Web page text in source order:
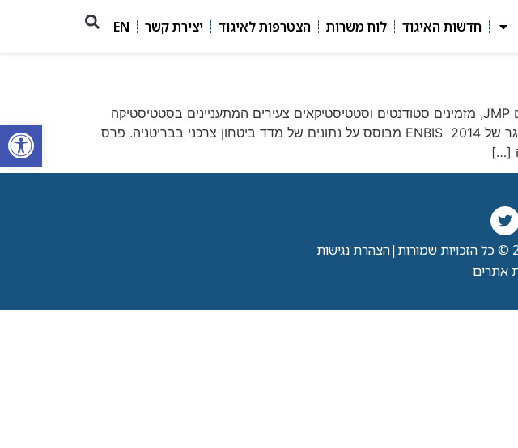
פתח
חדשות האיגוד לוח משרות הצטרפות לאיגוד יצירת קשר EN
חברי האיגוד שלום, האיגוד האירופאי לסטטיסטיקה עסקית ותעשייתית (ENBIS) בשיתוף עם JMP, מזמינים סטודנטים וסטטיסטיקאים צעירים המתעניינים בסטטיסטיקה
עסקית ותעשייתית, וכל מי שמתעניין בהפיכת נתונים לידע, להשתתף באתגר סטטיסטי. האתגר של ENBIS 2014 מבוסס על נתונים של מדד ביטחון צרכני בבריטניה. פרס
|הצהרת נגישות